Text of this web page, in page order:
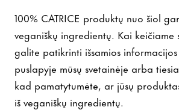
100% CATRICE produktų nuo šiol
veganiškų ingredientų. Kai keičiame
galite patikrinti išsamios
puslapyje mūsų svetainėje arba
kad pamatytumėte, ar jūsų
iš veganiškų ingredientų.